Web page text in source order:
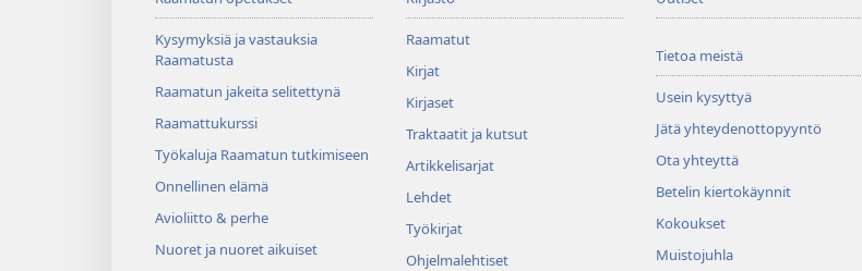
Kysymyksiä ja vastauksia
Raamatusta
Raamatun jakeita selitettynä
Raamattukurssi
Työkaluja Raamatun tutkimiseen
Onnellinen elämä
Avioliitto & perhe
Nuoret ja nuoret aikuiset
Raamatut
Kirjat
Kirjaset
Traktaatit ja kutsut
Artikkelisarjat
Lehdet
Työkirjat
Ohjelmalehtiset
Tietoa meistä
Usein kysyttyä
Jätä yhteydenottopyyntö
Ota yhteyttä
Betelin kiertokäynnit
Kokoukset
Muistojuhla